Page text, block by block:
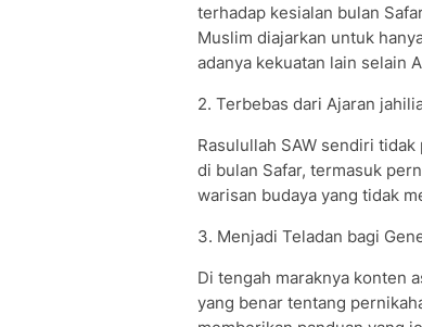
terhadap kesialan bulan
Muslim diajarkan untuk
adanya kekuatan lain selain
2. Terbebas dari Ajaran
Rasulullah SAW sendiri
di bulan Safar, termasuk
warisan budaya yang tidak
3. Menjadi Teladan bagi
Di tengah maraknya konten
yang benar tentang